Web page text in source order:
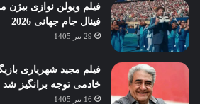
فیلم ویولن نوازی
فینال جام جهانی 2026
29 تیر 1405
فیلم مجید شهریاری
خادمی توجه برانگیز شد
16 تیر 1405